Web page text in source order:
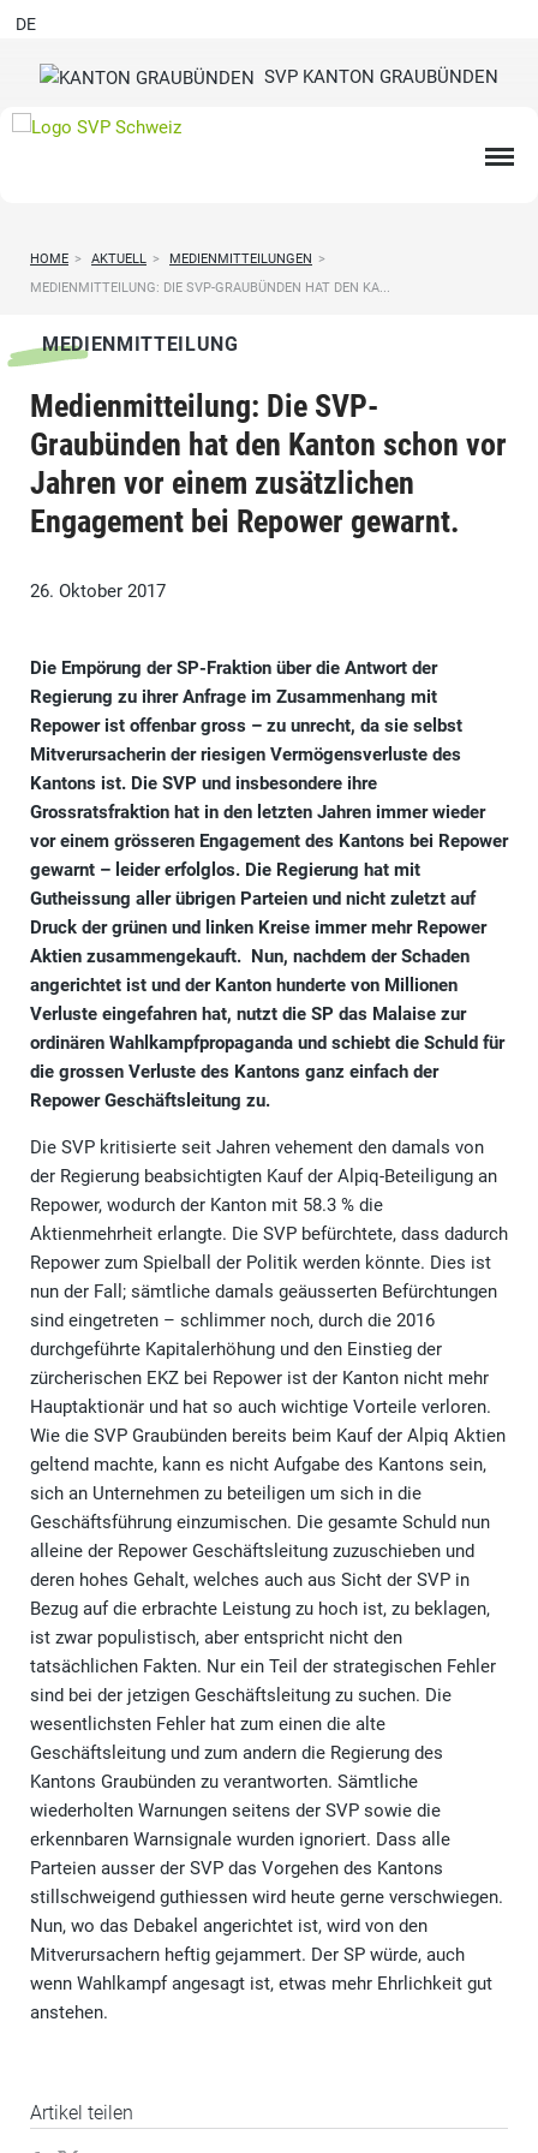
SVP KANTON GRAUBÜNDEN
DE
HOME > AKTUELL > MEDIENMITTEILUNGEN >
MEDIENMITTEILUNG: DIE SVP-GRAUBÜNDEN HAT DEN KA...
MEDIENMITTEILUNG
Medienmitteilung: Die SVP-
Graubünden hat den Kanton schon vor
Jahren vor einem zusätzlichen
Engagement bei Repower gewarnt.
26. Oktober 2017
Die Empörung der SP-Fraktion über die Antwort der
Regierung zu ihrer Anfrage im Zusammenhang mit
Repower ist offenbar gross – zu unrecht, da sie selbst
Mitverursacherin der riesigen Vermögensverluste des
Kantons ist. Die SVP und insbesondere ihre
Grossratsfraktion hat in den letzten Jahren immer wieder
vor einem grösseren Engagement des Kantons bei Repower
gewarnt – leider erfolglos. Die Regierung hat mit
Gutheissung aller übrigen Parteien und nicht zuletzt auf
Druck der grünen und linken Kreise immer mehr Repower
Aktien zusammengekauft. Nun, nachdem der Schaden
angerichtet ist und der Kanton hunderte von Millionen
Verluste eingefahren hat, nutzt die SP das Malaise zur
ordinären Wahlkampfpropaganda und schiebt die Schuld für
die grossen Verluste des Kantons ganz einfach der
Repower Geschäftsleitung zu.
Die SVP kritisierte seit Jahren vehement den damals von
der Regierung beabsichtigten Kauf der Alpiq-Beteiligung an
Repower, wodurch der Kanton mit 58.3 % die
Aktienmehrheit erlangte. Die SVP befürchtete, dass dadurch
Repower zum Spielball der Politik werden könnte. Dies ist
nun der Fall; sämtliche damals geäusserten Befürchtungen
sind eingetreten – schlimmer noch, durch die 2016
durchgeführte Kapitalerhöhung und den Einstieg der
zürcherischen EKZ bei Repower ist der Kanton nicht mehr
Hauptaktionär und hat so auch wichtige Vorteile verloren.
Wie die SVP Graubünden bereits beim Kauf der Alpiq Aktien
geltend machte, kann es nicht Aufgabe des Kantons sein,
sich an Unternehmen zu beteiligen um sich in die
Geschäftsführung einzumischen. Die gesamte Schuld nun
alleine der Repower Geschäftsleitung zuzuschieben und
deren hohes Gehalt, welches auch aus Sicht der SVP in
Bezug auf die erbrachte Leistung zu hoch ist, zu beklagen,
ist zwar populistisch, aber entspricht nicht den
tatsächlichen Fakten. Nur ein Teil der strategischen Fehler
sind bei der jetzigen Geschäftsleitung zu suchen. Die
wesentlichsten Fehler hat zum einen die alte
Geschäftsleitung und zum andern die Regierung des
Kantons Graubünden zu verantworten. Sämtliche
wiederholten Warnungen seitens der SVP sowie die
erkennbaren Warnsignale wurden ignoriert. Dass alle
Parteien ausser der SVP das Vorgehen des Kantons
stillschweigend guthiessen wird heute gerne verschwiegen.
Nun, wo das Debakel angerichtet ist, wird von den
Mitverursachern heftig gejammert. Der SP würde, auch
wenn Wahlkampf angesagt ist, etwas mehr Ehrlichkeit gut
anstehen.
Artikel teilen